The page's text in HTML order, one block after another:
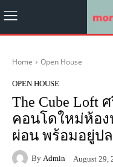
Home Open House
OPEN HOUSE
The Cube Loft
คอนโดใหม่ห้อง
ผ่อน พร้อมอยู่ป
By Admin August 29,